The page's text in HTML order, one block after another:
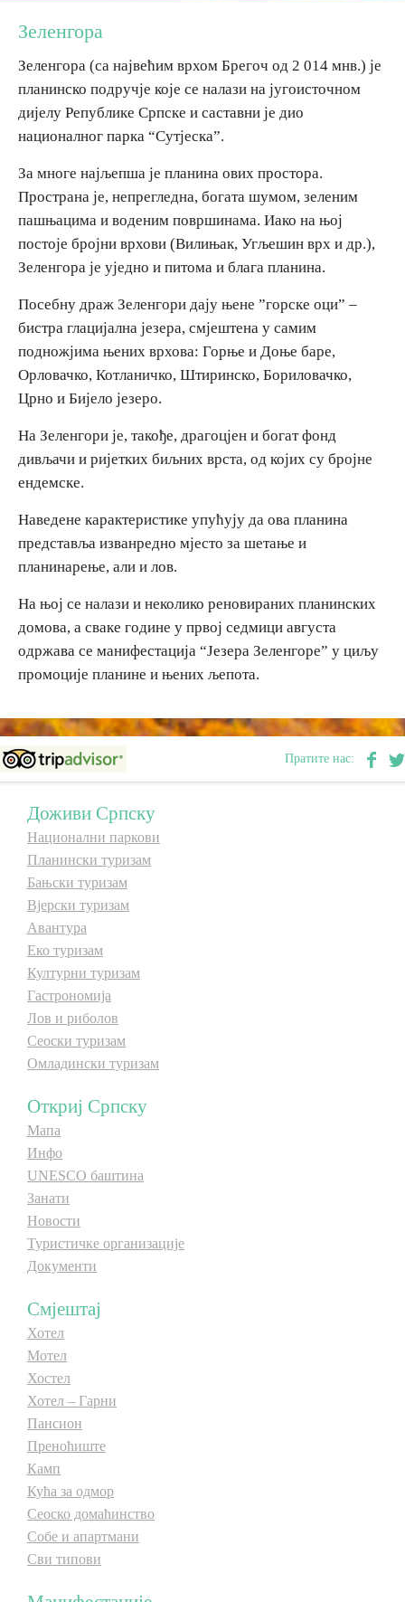
Дестинације
Списак дестинација
Мапа дестинација
Манифестације
Смјештај
Мултимедија
Фото
Видео
E-Brochure
Откриј Српску
Зеленгора
Зеленгора (са највећим врхом Брегоч од 2 014 мнв.) је
планинско подручје које се налази на југоисточном
дијелу Републике Српске и саставни је дио
националног парка “Сутјеска”.
За многе најљепша је планина ових простора.
Пространа је, непрегледна, богата шумом, зеленим
пашњацима и воденим површинама. Иако на њој
постоје бројни врхови (Вилињак, Угљешин врх и др.),
Зеленгора је уједно и питома и блага планина.
Посебну драж Зеленгори дају њене ”горске оци” –
бистра глацијална језера, смјештена у самим
подножјима њених врхова: Горње и Доње баре,
Орловачко, Котланичко, Штиринско, Бориловачко,
Црно и Бијело језеро.
На Зеленгори је, такође, драгоцјен и богат фонд
дивљачи и ријетких биљних врста, од којих су бројне
ендемске.
Наведене карактеристике упућују да ова планина
представља изванредно мјесто за шетање и
планинарење, али и лов.
На њој се налази и неколико реновираних планинских
домова, а сваке године у првој седмици августа
одржава се манифестација “Језера Зеленгоре” у циљу
промоције планине и њених љепота.
Пратите нас:
Доживи Српску
Национални паркови
Планински туризам
Бањски туризам
Вјерски туризам
Авантура
Еко туризам
Културни туризам
Гастрономија
Лов и риболов
Сеоски туризам
Омладински туризам
Откриј Српску
Мапа
Инфо
UNESCO баштина
Занати
Новости
Туристичке организације
Документи
Смјештај
Хотел
Мотел
Хостел
Хотел – Гарни
Пансион
Преноћиште
Камп
Кућа за одмор
Сеоско домаћинство
Собе и апартмани
Сви типови